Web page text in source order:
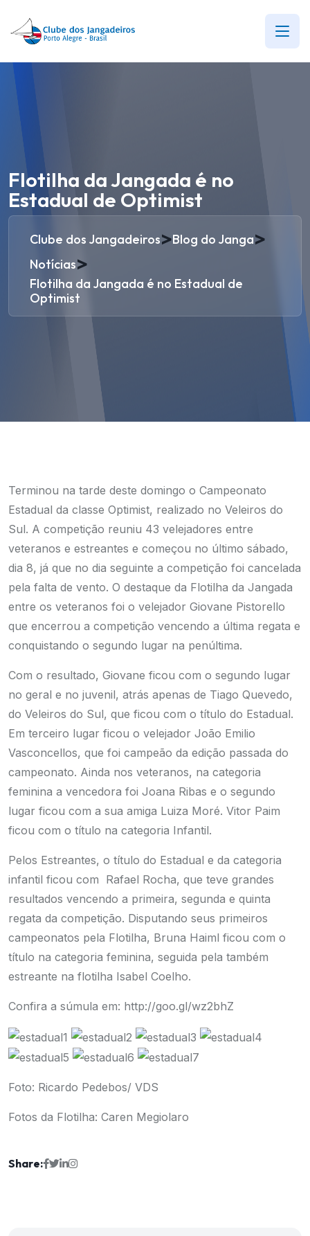
Flotilha da Jangada é no
Estadual de Optimist
Clube dos Jangadeiros>Blog do Janga>
Notícias>
Flotilha da Jangada é no Estadual de
Optimist
Terminou na tarde deste domingo o Campeonato
Estadual da classe Optimist, realizado no Veleiros do
Sul. A competição reuniu 43 velejadores entre
veteranos e estreantes e começou no último sábado,
dia 8, já que no dia seguinte a competição foi cancelada
pela falta de vento. O destaque da Flotilha da Jangada
entre os veteranos foi o velejador Giovane Pistorello
que encerrou a competição vencendo a última regata e
conquistando o segundo lugar na penúltima.
Com o resultado, Giovane ficou com o segundo lugar
no geral e no juvenil, atrás apenas de Tiago Quevedo,
do Veleiros do Sul, que ficou com o título do Estadual.
Em terceiro lugar ficou o velejador João Emilio
Vasconcellos, que foi campeão da edição passada do
campeonato. Ainda nos veteranos, na categoria
feminina a vencedora foi Joana Ribas e o segundo
lugar ficou com a sua amiga Luiza Moré. Vitor Paim
ficou com o título na categoria Infantil.
Pelos Estreantes, o título do Estadual e da categoria
infantil ficou com Rafael Rocha, que teve grandes
resultados vencendo a primeira, segunda e quinta
regata da competição. Disputando seus primeiros
campeonatos pela Flotilha, Bruna Haiml ficou com o
título na categoria feminina, seguida pela também
estreante na flotilha Isabel Coelho.
Confira a súmula em: http://goo.gl/wz2bhZ
Foto: Ricardo Pedebos/ VDS
Fotos da Flotilha: Caren Megiolaro
Share: